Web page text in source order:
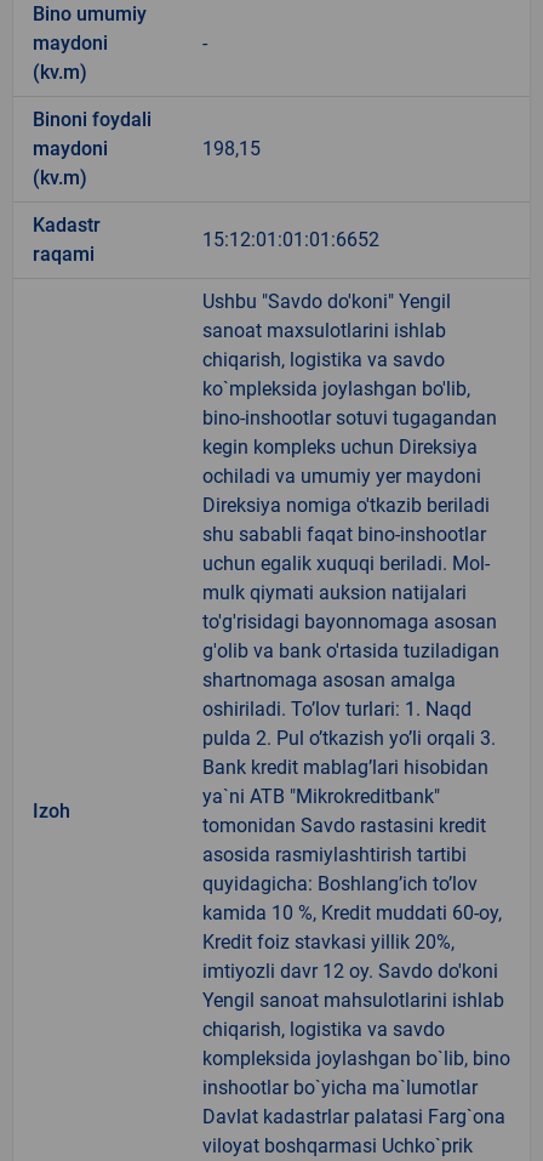
Bino umumiy
maydoni
(kv.m)
-
Binoni foydali
maydoni
(kv.m)
198,15
Kadastr
raqami
15:12:01:01:01:6652
Izoh
Ushbu "Savdo do'koni" Yengil
sanoat maxsulotlarini ishlab
chiqarish, logistika va savdo
ko`mpleksida joylashgan bo'lib,
bino-inshootlar sotuvi tugagandan
kegin kompleks uchun Direksiya
ochiladi va umumiy yer maydoni
Direksiya nomiga o'tkazib beriladi
shu sababli faqat bino-inshootlar
uchun egalik xuquqi beriladi. Mol-
mulk qiymati auksion natijalari
to'g'risidagi bayonnomaga asosan
g'olib va bank o'rtasida tuziladigan
shartnomaga asosan amalga
oshiriladi. To’lov turlari: 1. Naqd
pulda 2. Pul o’tkazish yo’li orqali 3.
Bank kredit mablag’lari hisobidan
ya`ni ATB "Mikrokreditbank"
tomonidan Savdo rastasini kredit
asosida rasmiylashtirish tartibi
quyidagicha: Boshlang’ich to’lov
kamida 10 %, Kredit muddati 60-oy,
Kredit foiz stavkasi yillik 20%,
imtiyozli davr 12 oy. Savdo do'koni
Yengil sanoat mahsulotlarini ishlab
chiqarish, logistika va savdo
kompleksida joylashgan bo`lib, bino
inshootlar bo`yicha ma`lumotlar
Davlat kadastrlar palatasi Farg`ona
viloyat boshqarmasi Uchko`prik